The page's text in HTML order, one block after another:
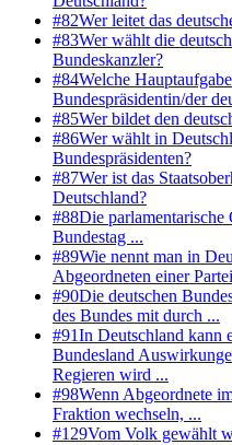
#82Wer leitet das
#83Wer wählt die
Bundeskanzler?
#84Welche
Bundespräsidentin/der
#85Wer bildet den
#86Wer wählt in
Bundespräsidenten?
#87Wer ist das
Deutschland?
#88Die
Bundestag ...
#89Wie nennt man in
Abgeordneten einer
#90Die deutschen
des Bundes mit durch ...
#91In Deutschland kann
Bundesland
Regieren wird ...
#98Wenn Abgeordnete
Fraktion wechseln, ...
#129Vom Volk gewählt